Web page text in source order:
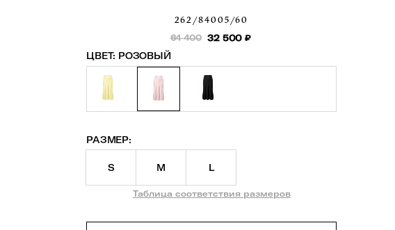
262/84005/60
64 400 32 500 ₽
ЦВЕТ: РОЗОВЫЙ
РАЗМЕР:
S M L
Таблица соответствия размеров